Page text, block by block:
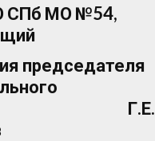
СПб МО №54,
председателя
Г.Е.